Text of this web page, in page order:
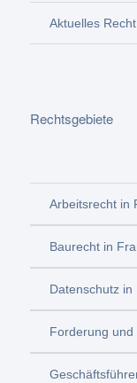
Aktuelles
Rechtsgebiete
Arbeitsrecht in
Baurecht in
Datenschutz in
Forderung und